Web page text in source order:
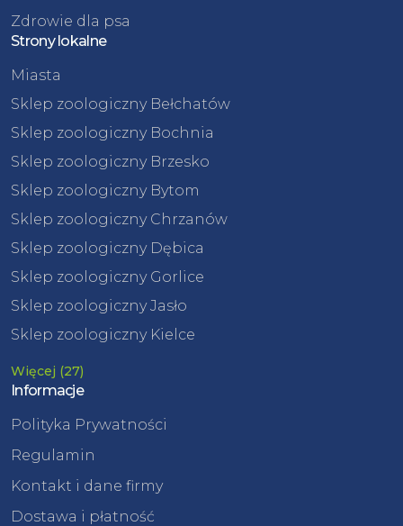
Zdrowie dla psa
Strony lokalne
Miasta
Sklep zoologiczny Bełchatów
Sklep zoologiczny Bochnia
Sklep zoologiczny Brzesko
Sklep zoologiczny Bytom
Sklep zoologiczny Chrzanów
Sklep zoologiczny Dębica
Sklep zoologiczny Gorlice
Sklep zoologiczny Jasło
Sklep zoologiczny Kielce
Więcej (27)
Informacje
Polityka Prywatności
Regulamin
Kontakt i dane firmy
Dostawa i płatność